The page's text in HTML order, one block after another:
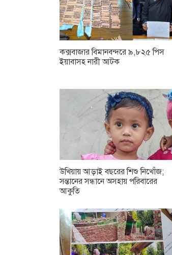
কক্সবাজার বিমানবন্দরে ৯,৮২৫ পিস
ইয়াবাসহ নারী আটক
উখিয়ায় আড়াই বছরের শিশু নিখোঁজ;
সন্তানের সন্ধানে অসহায় পরিবারের
আকুতি